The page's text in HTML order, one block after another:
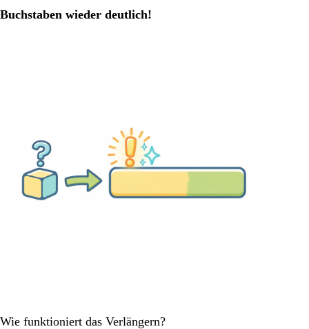
Buchstaben wieder deutlich!
Wie funktioniert das Verlängern?